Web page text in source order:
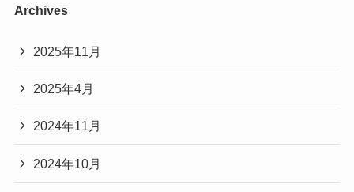
Archives
2025年11月
2025年4月
2024年11月
2024年10月